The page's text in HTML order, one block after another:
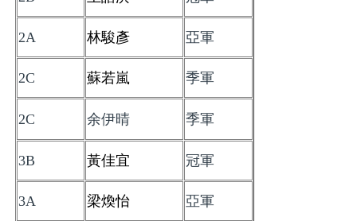
2A 林駿彥 亞軍
2C 蘇若嵐 季軍
2C 余伊晴 季軍
3B 黃佳宜 冠軍
3A 梁煥怡 亞軍